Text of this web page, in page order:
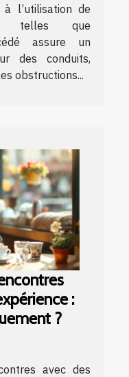
l’utilisation de
telles que
assure un
des conduits,
obstructions...
:
?
avec des